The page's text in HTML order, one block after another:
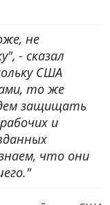
не
- сказал
США
то же
защищать
и
что они